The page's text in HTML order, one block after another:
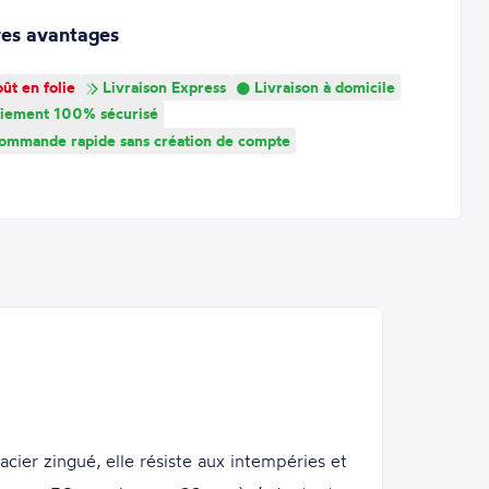
avantages
en folie Livraison Express
Livraison à domicile
100% sécurisé
rapide sans création de compte
zingué, elle résiste aux intempéries et